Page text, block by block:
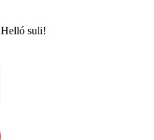
Helló suli!